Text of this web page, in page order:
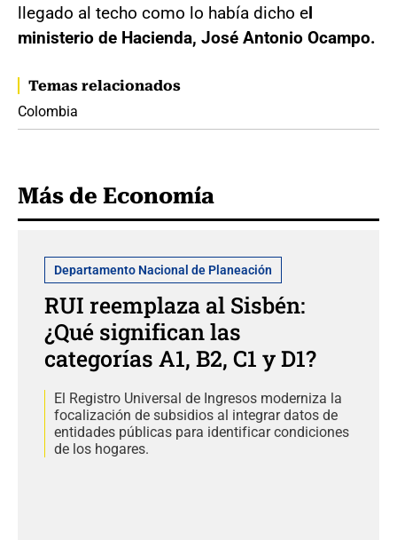
llegado al techo como lo había dicho el
ministerio de Hacienda, José Antonio Ocampo.
Temas relacionados
Colombia
Más de Economía
Departamento Nacional de Planeación
RUI reemplaza al Sisbén:
¿Qué significan las
categorías A1, B2, C1 y D1?
El Registro Universal de Ingresos moderniza la
focalización de subsidios al integrar datos de
entidades públicas para identificar condiciones
de los hogares.